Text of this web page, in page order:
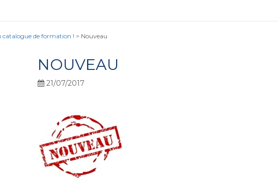
catalogue de formation ! > Nouveau
NOUVEAU
21/07/2017